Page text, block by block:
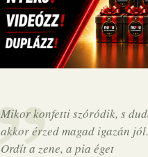
Mikor konfetti szóródik, s
akkor érzed magad igazán jól.
Ordít a zene, a pia éget